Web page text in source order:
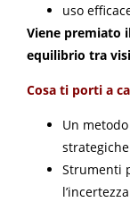
uso
Viene premiato
equilibrio tra
Cosa ti porti a
Un
strategiche
Strumenti
l’incertezza